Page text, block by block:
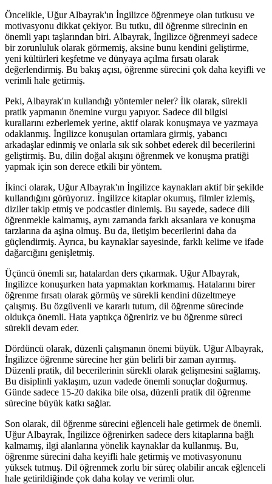
Öncelikle, Uğur Albayrak'ın İngilizce öğrenmeye olan tutkusu ve
motivasyonu dikkat çekiyor. Bu tutku, dil öğrenme sürecinin en
önemli yapı taşlarından biri. Albayrak, İngilizce öğrenmeyi sadece
bir zorunluluk olarak görmemiş, aksine bunu kendini geliştirme,
yeni kültürleri keşfetme ve dünyaya açılma fırsatı olarak
değerlendirmiş. Bu bakış açısı, öğrenme sürecini çok daha keyifli ve
verimli hale getirmiş.
Peki, Albayrak'ın kullandığı yöntemler neler? İlk olarak, sürekli
pratik yapmanın önemine vurgu yapıyor. Sadece dil bilgisi
kurallarını ezberlemek yerine, aktif olarak konuşmaya ve yazmaya
odaklanmış. İngilizce konuşulan ortamlara girmiş, yabancı
arkadaşlar edinmiş ve onlarla sık sık sohbet ederek dil becerilerini
geliştirmiş. Bu, dilin doğal akışını öğrenmek ve konuşma pratiği
yapmak için son derece etkili bir yöntem.
İkinci olarak, Uğur Albayrak'ın İngilizce kaynakları aktif bir şekilde
kullandığını görüyoruz. İngilizce kitaplar okumuş, filmler izlemiş,
diziler takip etmiş ve podcastler dinlemiş. Bu sayede, sadece dili
öğrenmekle kalmamış, aynı zamanda farklı aksanlara ve konuşma
tarzlarına da aşina olmuş. Bu da, iletişim becerilerini daha da
güçlendirmiş. Ayrıca, bu kaynaklar sayesinde, farklı kelime ve ifade
dağarcığını genişletmiş.
Üçüncü önemli sır, hatalardan ders çıkarmak. Uğur Albayrak,
İngilizce konuşurken hata yapmaktan korkmamış. Hatalarını birer
öğrenme fırsatı olarak görmüş ve sürekli kendini düzeltmeye
çalışmış. Bu özgüvenli ve kararlı tutum, dil öğrenme sürecinde
oldukça önemli. Hata yaptıkça öğreniriz ve bu öğrenme süreci
sürekli devam eder.
Dördüncü olarak, düzenli çalışmanın önemi büyük. Uğur Albayrak,
İngilizce öğrenme sürecine her gün belirli bir zaman ayırmış.
Düzenli pratik, dil becerilerinin sürekli olarak gelişmesini sağlamış.
Bu disiplinli yaklaşım, uzun vadede önemli sonuçlar doğurmuş.
Günde sadece 15-20 dakika bile olsa, düzenli pratik dil öğrenme
sürecine büyük katkı sağlar.
Son olarak, dil öğrenme sürecini eğlenceli hale getirmek de önemli.
Uğur Albayrak, İngilizce öğrenirken sadece ders kitaplarına bağlı
kalmamış, ilgi alanlarına yönelik kaynaklar da kullanmış. Bu,
öğrenme sürecini daha keyifli hale getirmiş ve motivasyonunu
yüksek tutmuş. Dil öğrenmek zorlu bir süreç olabilir ancak eğlenceli
hale getirildiğinde çok daha kolay ve verimli olur.